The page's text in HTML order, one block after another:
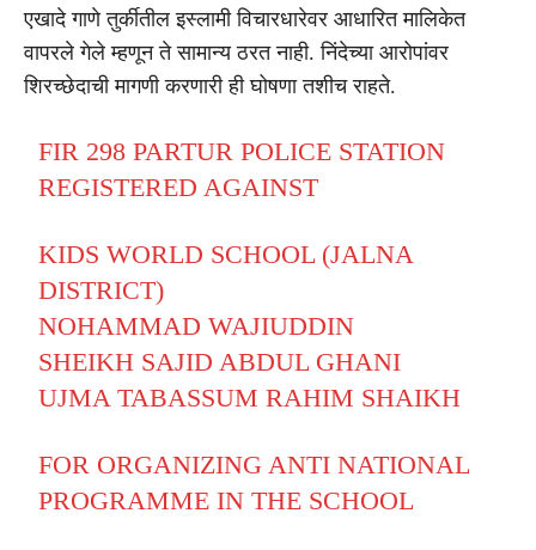
एखादे गाणे तुर्कीतील इस्लामी विचारधारेवर आधारित मालिकेत
वापरले गेले म्हणून ते सामान्य ठरत नाही. निंदेच्या आरोपांवर
शिरच्छेदाची मागणी करणारी ही घोषणा तशीच राहते.
FIR 298 PARTUR POLICE STATION
REGISTERED AGAINST
KIDS WORLD SCHOOL (JALNA
DISTRICT)
NOHAMMAD WAJIUDDIN
SHEIKH SAJID ABDUL GHANI
UJMA TABASSUM RAHIM SHAIKH
FOR ORGANIZING ANTI NATIONAL
PROGRAMME IN THE SCHOOL